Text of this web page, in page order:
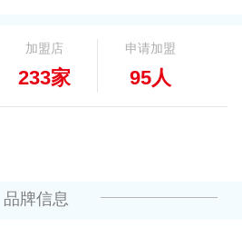
加盟店
233家
申请加盟
95人
品牌信息